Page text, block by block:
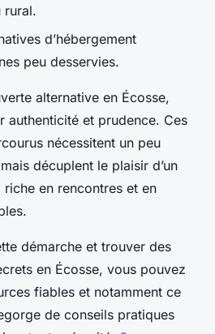
rural.
d’hébergement
peu desservies.
alternative en Écosse,
authenticité et prudence. Ces
nécessitent un peu
décuplent le plaisir d’un
en rencontres et en
démarche et trouver des
en Écosse, vous pouvez
fiables et notamment ce
de conseils pratiques